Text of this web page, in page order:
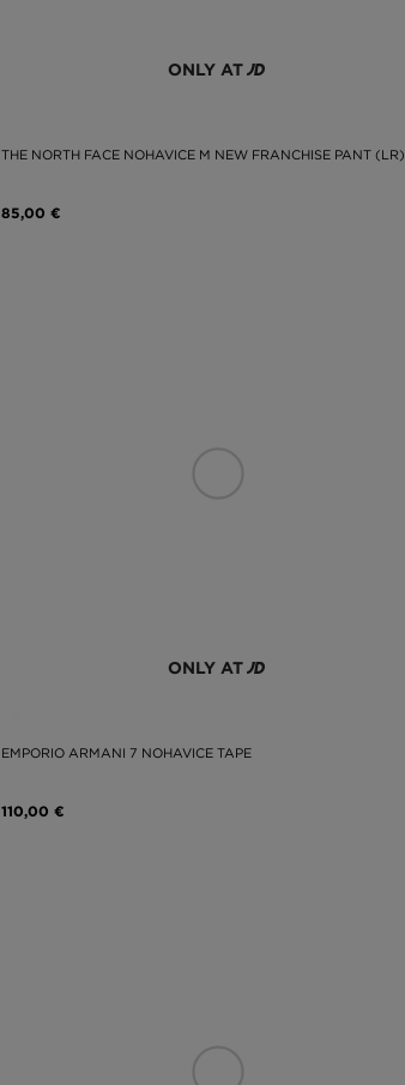
ONLY AT
THE NORTH FACE NOHAVICE M NEW FRANCHISE PANT (LR)
85,00 €
ONLY AT
EMPORIO ARMANI 7 NOHAVICE TAPE
110,00 €